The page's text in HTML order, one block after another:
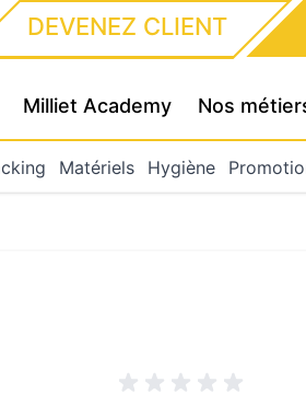
DEVENEZ CLIENT
Milliet Academy Nos
Matériels Hygiène